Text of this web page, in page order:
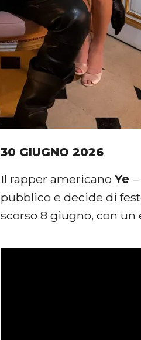
30 GIUGNO 2026
Il rapper americanoYe–
pubblico e decide di
scorso 8 giugno, con